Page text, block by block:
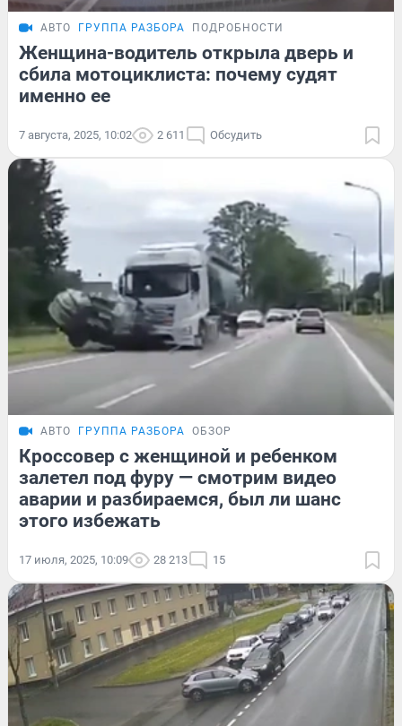
АВТО ГРУППА РАЗБОРА ПОДРОБНОСТИ
Женщина-водитель открыла дверь и
сбила мотоциклиста: почему судят
именно ее
7 августа, 2025, 10:02 2 611 Обсудить
АВТО ГРУППА РАЗБОРА ОБЗОР
Кроссовер с женщиной и ребенком
залетел под фуру — смотрим видео
аварии и разбираемся, был ли шанс
этого избежать
17 июля, 2025, 10:09 28 213 15